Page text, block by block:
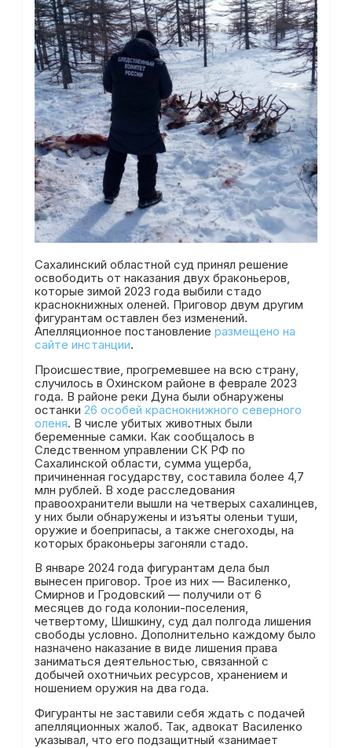
Сахалинский областной суд принял решение
освободить от наказания двух браконьеров,
которые зимой 2023 года выбили стадо
краснокнижных оленей. Приговор двум другим
фигурантам оставлен без изменений.
Апелляционное постановление размещено на
сайте инстанции.
Происшествие, прогремевшее на всю страну,
случилось в Охинском районе в феврале 2023
года. В районе реки Дуна были обнаружены
останки 26 особей краснокнижного северного
оленя. В числе убитых животных были
беременные самки. Как сообщалось в
Следственном управлении СК РФ по
Сахалинской области, сумма ущерба,
причиненная государству, составила более 4,7
млн рублей. В ходе расследования
правоохранители вышли на четверых сахалинцев,
у них были обнаружены и изъяты оленьи туши,
оружие и боеприпасы, а также снегоходы, на
которых браконьеры загоняли стадо.
В январе 2024 года фигурантам дела был
вынесен приговор. Трое из них — Василенко,
Смирнов и Гродовский — получили от 6
месяцев до года колонии-поселения,
четвертому, Шишкину, суд дал полгода лишения
свободы условно. Дополнительно каждому было
назначено наказание в виде лишения права
заниматься деятельностью, связанной с
добычей охотничьих ресурсов, хранением и
ношением оружия на два года.
Фигуранты не заставили себя ждать с подачей
апелляционных жалоб. Так, адвокат Василенко
указывал, что его подзащитный «занимает